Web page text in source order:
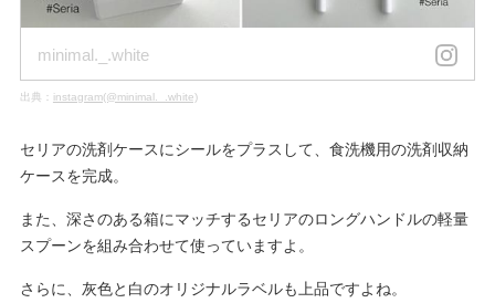
minimal._.white
出典： instagram(@minimal._.white)
セリアの洗剤ケースにシールをプラスして、食洗機用の洗剤収納
ケースを完成。
また、深さのある箱にマッチするセリアのロングハンドルの軽量
スプーンを組み合わせて使っていますよ。
さらに、灰色と白のオリジナルラベルも上品ですよね。